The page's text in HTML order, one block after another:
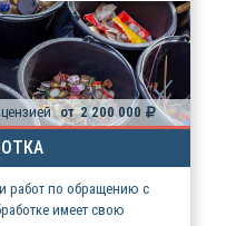
от 2 200 000
работ по обращению с
имеет свою